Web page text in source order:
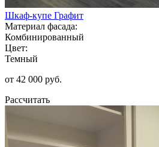
Шкаф-купе Графит
Материал фасада:
Комбинированный
Цвет:
Темный
от 42 000 руб.
Рассчитать